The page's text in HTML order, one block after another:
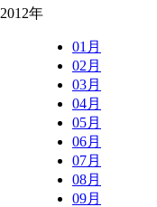
2012年
01月
02月
03月
04月
05月
06月
07月
08月
09月